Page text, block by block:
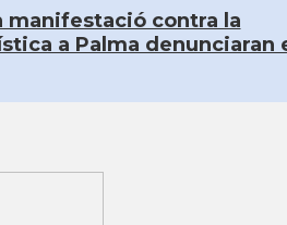
manifestació contra la
a Palma denunciaran